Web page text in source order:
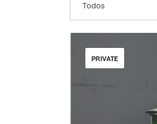
Todos
PRIVATE